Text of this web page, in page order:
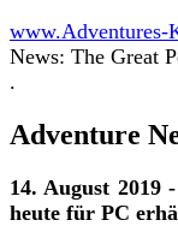
www.Adventures-
News: The Great
.
Adventure
14. August 2019
heute für PC